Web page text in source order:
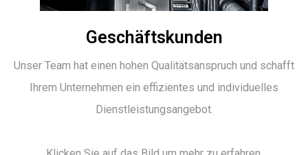
Geschäftskunden
Unser Team hat einen hohen Qualitätsanspruch und schafft
Ihrem Unternehmen ein effizientes und individuelles
Dienstleistungsangebot.